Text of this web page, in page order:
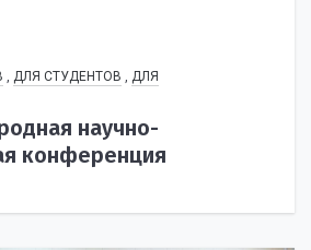
, ДЛЯ СТУДЕНТОВ , ДЛЯ
научно-
конференция